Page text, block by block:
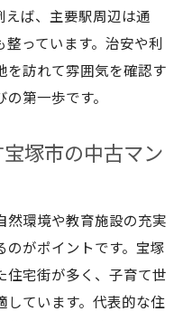
産価値と人気の理由
中古物件選びの注意
てで叶える上質な宝
えば、主要駅周辺は通
っています。治安や利
を訪れて雰囲気を確認す
第一歩です。
塚市の中古マン
然環境や教育施設の充実
のがポイントです。宝塚
住宅街が多く、子育て世
しています。代表的な住